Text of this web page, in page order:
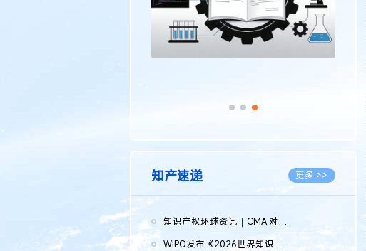
知产速递 更多 >>
知识产权环球资讯｜CMA 对微软发起调查；批量搬运二手平台数据构...
WIPO发布《2026世界知识产权报告》 含报告全文